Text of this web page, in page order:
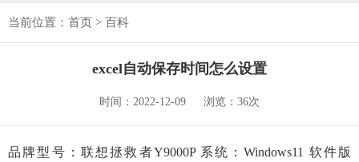
当前位置： 首页 > 百科
excel自动保存时间怎么设置
时间：2022-12-09 浏览：36次
品牌型号：联想拯救者Y9000P 系统：Windows11 软件版